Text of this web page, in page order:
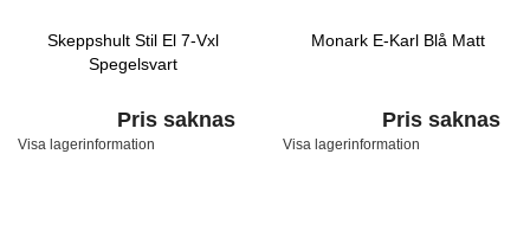
Skeppshult Stil El 7-Vxl
Spegelsvart
Pris saknas
Visa lagerinformation
Monark E-Karl Blå Matt
Pris saknas
Visa lagerinformation